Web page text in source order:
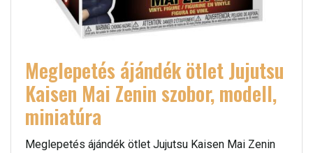
Meglepetés ájándék ötlet Jujutsu
Kaisen Mai Zenin szobor, modell,
miniatúra
Meglepetés ájándék ötlet Jujutsu Kaisen Mai Zenin